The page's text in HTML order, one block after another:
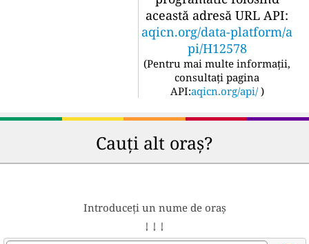
această adresă URL API:
aqicn.org/data-platform/a
pi/H12578
(Pentru mai multe informații,
consultați pagina
API:aqicn.org/api/ )
Cauți alt oraș?
Introduceți un nume de oraș
↓ ↓ ↓